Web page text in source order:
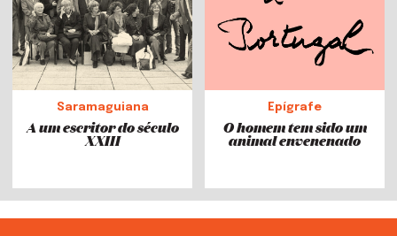
Saramaguiana
A um escritor do século
XXIII
Epígrafe
O homem tem sido um
animal envenenado